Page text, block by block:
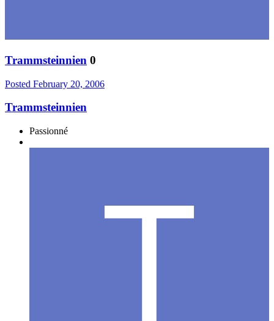
Trammsteinnien 0
Posted February 20, 2006
Trammsteinnien
Passionné